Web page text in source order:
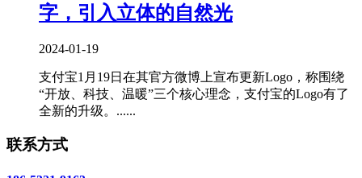
字，引入立体的自然光
2024-01-19
支付宝1月19日在其官方微博上宣布更新Logo，称围绕
“开放、科技、温暖”三个核心理念，支付宝的Logo有了
全新的升级。......
联系方式